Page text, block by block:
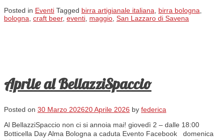
Posted in Eventi Tagged birra artigianale italiana birra bologna
bologna craft beer, eventi maggio San Lazzaro di Savena
Aprile al BellazziSpaccio
Posted on 30 Marzo 202620 Aprile 2026 by federica
Al BellazziSpaccio non ci si annoia mai! giovedì 2 – dalle 18:00
Botticella Day Alma Bologna a caduta Evento Facebook domenica